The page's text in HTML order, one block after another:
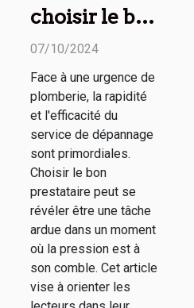
choisir le bon
service de
en plomberie
d'urgence
07/10/2024
Face à une urgence de
plomberie, la rapidité
et l'efficacité du
service de dépannage
sont primordiales.
Choisir le bon
prestataire peut se
révéler être une tâche
ardue dans un moment
où la pression est à
son comble. Cet article
vise à orienter les